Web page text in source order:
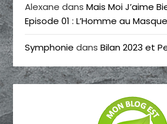
Alexane dansMais Moi J’aime
Episode 01 : L’Homme au
Symphonie dansBilan 2023 et